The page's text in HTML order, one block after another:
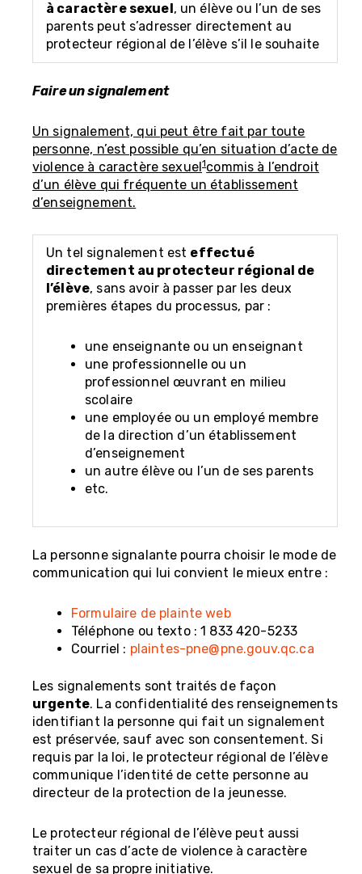
à caractère sexuel, un élève ou l’un de ses
parents peut s’adresser directement au
protecteur régional de l’élève s’il le souhaite
Faire un signalement
Un signalement, qui peut être fait par toute
personne, n’est possible qu’en situation d’acte de
violence à caractère sexuel1commis à l’endroit
d’un élève qui fréquente un établissement
d’enseignement.
Un tel signalement est effectué
directement au protecteur régional de
l’élève, sans avoir à passer par les deux
premières étapes du processus, par :
une enseignante ou un enseignant
une professionnelle ou un
professionnel œuvrant en milieu
scolaire
une employée ou un employé membre
de la direction d’un établissement
d’enseignement
un autre élève ou l’un de ses parents
etc.
La personne signalante pourra choisir le mode de
communication qui lui convient le mieux entre :
Formulaire de plainte web
Téléphone ou texto : 1 833 420-5233
Courriel : plaintes-pne@pne.gouv.qc.ca
Les signalements sont traités de façon
urgente. La confidentialité des renseignements
identifiant la personne qui fait un signalement
est préservée, sauf avec son consentement. Si
requis par la loi, le protecteur régional de l’élève
communique l’identité de cette personne au
directeur de la protection de la jeunesse.
Le protecteur régional de l’élève peut aussi
traiter un cas d’acte de violence à caractère
sexuel de sa propre initiative.